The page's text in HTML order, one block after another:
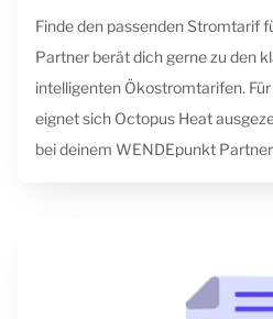
Finde den passenden Stromtarif
Partner berät dich gerne zu den
intelligenten Ökostromtarifen.
eignet sich Octopus Heat
bei deinem WENDEpunkt